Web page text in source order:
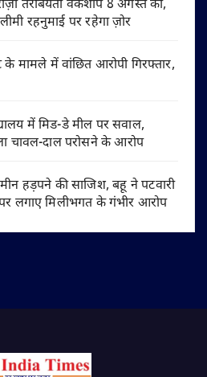
तरबियती वर्कशॉप 8 अगस्त को,
रहनुमाई पर रहेगा ज़ोर
के मामले में वांछित आरोपी गिरफ्तार,
में मिड-डे मील पर सवाल,
चावल-दाल परोसने के आरोप
हड़पने की साजिश, बहू ने पटवारी
लगाए मिलीभगत के गंभीर आरोप